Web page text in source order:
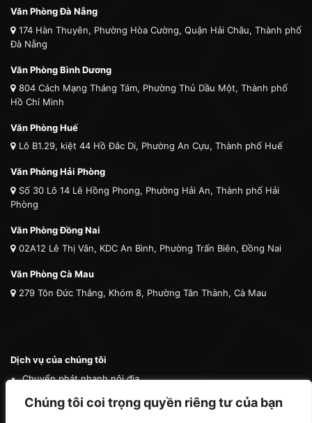
Chúng tôi coi trọng quyền riêng tư của bạn
Văn Phòng Đà Nẵng
174 Hàn Thuyên, Phường Hòa Cường, Quận Hải Châu, Thành phố
Đà Nẵng
Văn Phòng Bình Dương
804 Cách Mạng Tháng Tám, Phường Thủ Dầu Một, Thành phố
Hồ Chí Minh
Văn Phòng Huế
Lô B1.29, kiệt 44 Hồ Đắc Di, Phường An Cựu, Thành phố Huế
Văn Phòng Hải Phòng
Số 30 Lô 14 Lê Hồng Phong, Phường Hải An, Thành phố Hải
Phòng
Văn Phòng Đồng Nai
02A12 Lê Thị Vân, KDC An Bình, Phường Trấn Biên, Đồng Nai
Văn Phòng Cà Mau
279 Tôn Đức Thắng, Khóm 8, Phường Tân Thành, Cà Mau
Dịch vụ của chúng tôi
Chuyển phát nhanh nội địa
Chuyển phát nhanh quốc tế